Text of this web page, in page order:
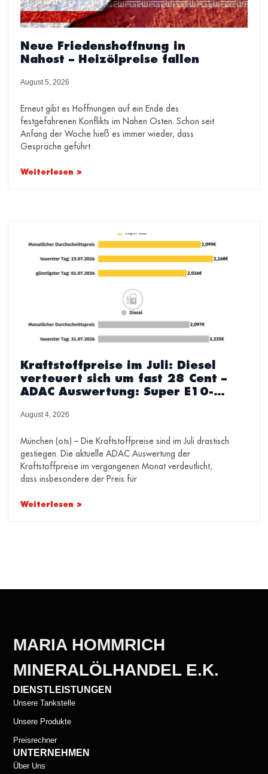
Neue Friedenshoffnung in
Nahost – Heizölpreise fallen
August 5, 2026
Erneut gibt es Hoffnungen auf ein Ende des
festgefahrenen Konflikts im Nahen Osten. Schon seit
Anfang der Woche hieß es immer wieder, dass
Gespräche geführt
Weiterlesen >
Kraftstoffpreise im Juli: Diesel
verteuert sich um fast 28 Cent –
ADAC Auswertung: Super E10-
Wochen um mehr als 15 Cent
August 4, 2026
München (ots) – Die Kraftstoffpreise sind im Juli drastisch
gestiegen. Die aktuelle ADAC Auswertung der
Kraftstoffpreise im vergangenen Monat verdeutlicht,
dass insbesondere der Preis für
Weiterlesen >
MARIA HOMMRICH
MINERALÖLHANDEL E.K.
DIENSTLEISTUNGEN
Unsere Tankstelle
Unsere Produkte
Preisrechner
UNTERNEHMEN
Über Uns